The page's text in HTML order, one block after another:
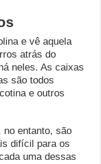
e vê aquela
atrás do
neles. As caixas
são todos
e outros
no entanto, são
difícil para os
uma dessas